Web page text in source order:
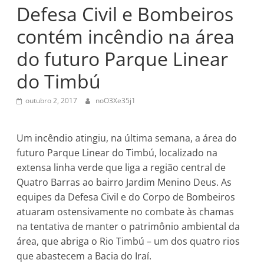
Defesa Civil e Bombeiros
contém incêndio na área
do futuro Parque Linear
do Timbú
outubro 2, 2017 noO3Xe35j1
Um incêndio atingiu, na última semana, a área do
futuro Parque Linear do Timbú, localizado na
extensa linha verde que liga a região central de
Quatro Barras ao bairro Jardim Menino Deus. As
equipes da Defesa Civil e do Corpo de Bombeiros
atuaram ostensivamente no combate às chamas
na tentativa de manter o patrimônio ambiental da
área, que abriga o Rio Timbú – um dos quatro rios
que abastecem a Bacia do Iraí.